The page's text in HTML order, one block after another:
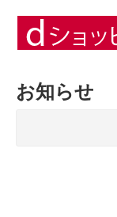
お知らせ